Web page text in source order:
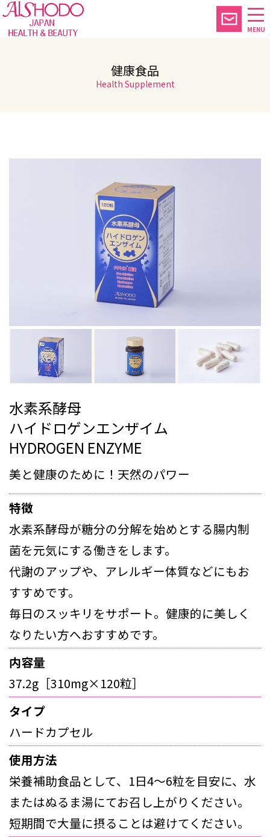
MENU
健康食品
Health Supplement
水素系酵母
ハイドロゲンエンザイム
HYDROGEN ENZYME
美と健康のために！天然のパワー
特徴
水素系酵母が糖分の分解を始めとする腸内制
菌を元気にする働きをします。
代謝のアップや、アレルギー体質などにもお
すすめです。
毎日のスッキリをサポート。健康的に美しく
なりたい方へおすすめです。
内容量
37.2g［310mg×120粒］
タイプ
ハードカプセル
使用方法
栄養補助食品として、1日4～6粒を目安に、水
またはぬるま湯にてお召し上がりください。
短期間で大量に摂ることは避けてください。